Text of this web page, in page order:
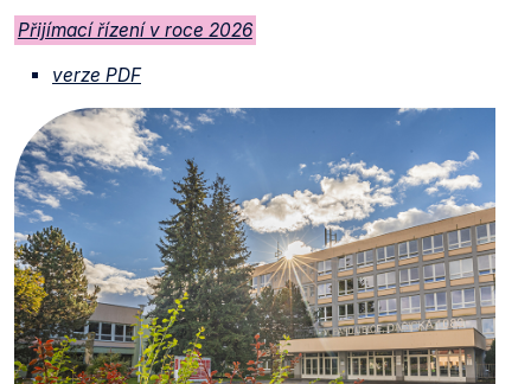
Přijímací řízení v roce 2026
verze PDF